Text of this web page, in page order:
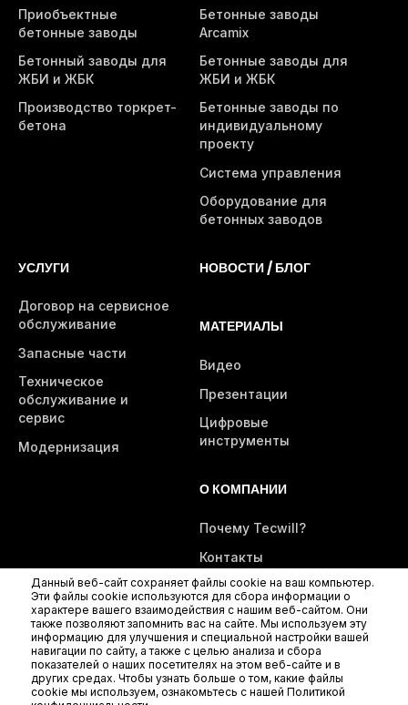
Данный веб-сайт сохраняет файлы cookie на ваш компьютер.
Эти файлы cookie используются для сбора информации о
характере вашего взаимодействия с нашим веб-сайтом. Они
также позволяют запомнить вас на сайте. Мы используем эту
информацию для улучшения и специальной настройки вашей
навигации по сайту, а также с целью анализа и сбора
показателей о наших посетителях на этом веб-сайте и в
других средах. Чтобы узнать больше о том, какие файлы
cookie мы используем, ознакомьтесь с нашей Политикой
Приобъектные
бетонные заводы
Бетонный заводы для
ЖБИ и ЖБК
Производство торкрет-
бетона
Бетонные заводы
Arcamix
Бетонные заводы для
ЖБИ и ЖБК
Бетонные заводы по
индивидуальному
проекту
Система управления
Оборудование для
бетонных заводов
УСЛУГИ
Договор на сервисное
обслуживание
Запасные части
Техническое
обслуживание и
сервис
Модернизация
НОВОСТИ / БЛОГ
МАТЕРИАЛЫ
Видео
Презентации
Цифровые
инструменты
О КОМПАНИИ
Почему Tecwill?
Контакты